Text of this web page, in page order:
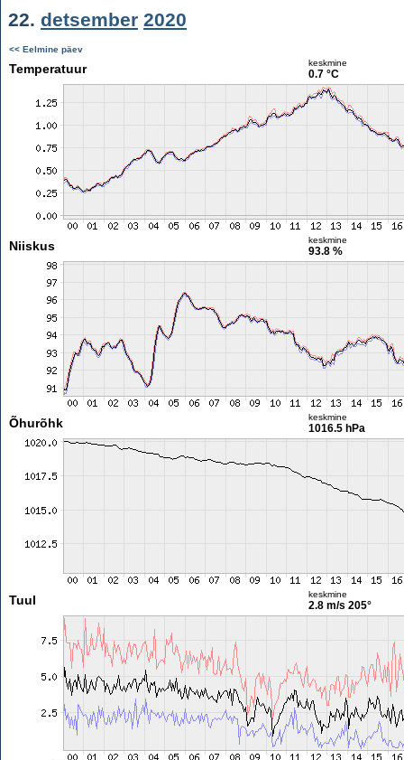
22. detsember 2020
<< Eelmine päev
Temperatuur keskmine
0.7 °C
Niiskus keskmine
93.8 %
Õhurõhk keskmine
1016.5 hPa
Tuul keskmine
2.8 m/s 205°